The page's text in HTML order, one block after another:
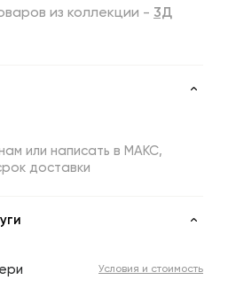
из коллекции - 3Д
или написать в МАКС,
доставки
Условия и стоимость